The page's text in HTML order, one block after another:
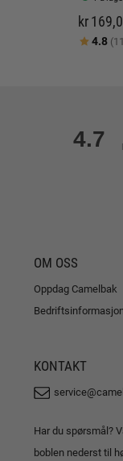
kr
4.8
4.7
OM OSS
Oppdag Camelbak
KONTAKT
Har du spørsmål?
boblen nederst til